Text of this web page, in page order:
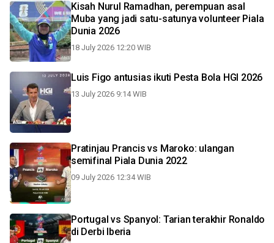
Kisah Nurul Ramadhan, perempuan asal
Muba yang jadi satu-satunya volunteer Piala
Dunia 2026
18 July 2026 12:20 WIB
Luis Figo antusias ikuti Pesta Bola HGI 2026
13 July 2026 9:14 WIB
Pratinjau Prancis vs Maroko: ulangan
semifinal Piala Dunia 2022
09 July 2026 12:34 WIB
Portugal vs Spanyol: Tarian terakhir Ronaldo
di Derbi Iberia